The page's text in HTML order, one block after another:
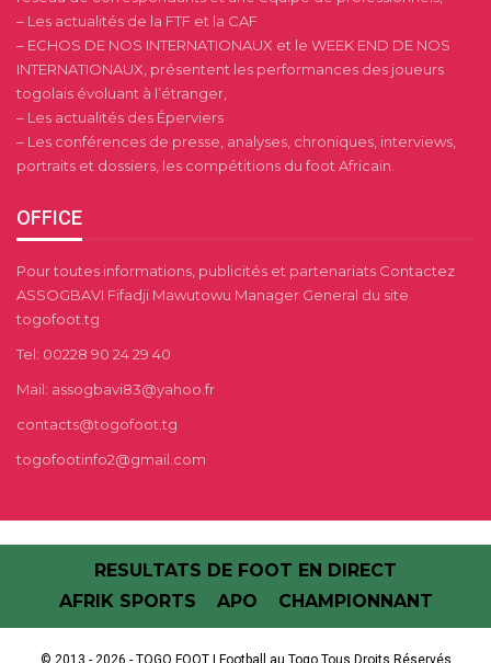
– Les actualités de la FTF et la CAF
– ECHOS DE NOS INTERNATIONAUX et le WEEK END DE NOS
INTERNATIONAUX, présentent les performances des joueurs
togolais évoluant à l’étranger,
– Les actualités des Éperviers
– Les conférences de presse, analyses, chroniques, interviews,
portraits et dossiers, les compétitions du foot Africain.
OFFICE
Pour toutes informations, publicités et partenariats Contactez
ASSOGBAVI Fifadji Mawutowu Manager General du site
togofoot.tg
Tel: 00228 90 24 29 40
Mail: assogbavi83@yahoo.fr
contacts@togofoot.tg
togofootinfo2@gmail.com
RESULTATS DE FOOT EN DIRECT
AFRIK SPORTS
APO CHAMPIONNANT